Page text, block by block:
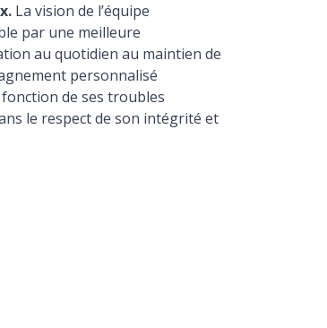
La vision de l’équipe
par une meilleure
au quotidien au maintien de
personnalisé
de ses troubles
le respect de son intégrité et